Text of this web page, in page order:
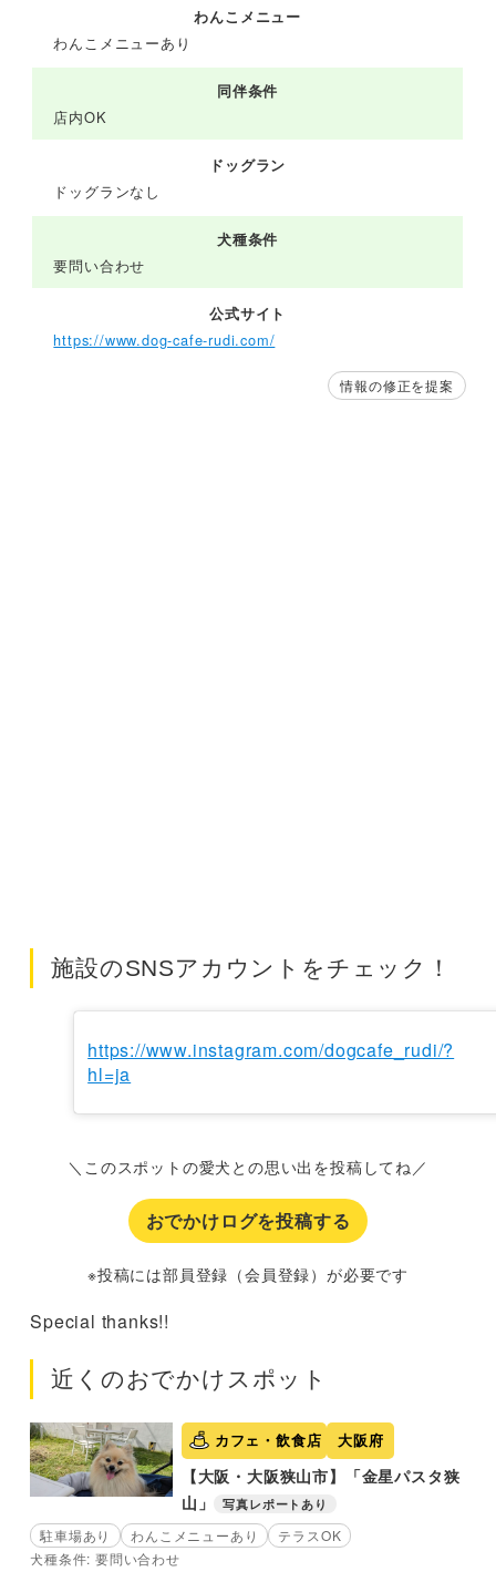
わんこメニュー
わんこメニューあり
同伴条件
店内OK
ドッグラン
ドッグランなし
犬種条件
要問い合わせ
公式サイト
https://www.dog-cafe-rudi.com/
情報の修正を提案
施設のSNSアカウントをチェック！
https://www.instagram.com/dogcafe_rudi/?
hl=ja
＼このスポットの愛犬との思い出を投稿してね／
おでかけログを投稿する
※投稿には部員登録（会員登録）が必要です
Special thanks!!
近くのおでかけスポット
カフェ・飲食店 大阪府
【大阪・大阪狭山市】「金星パスタ狭
山」
写真レポートあり
駐車場あり わんこメニューあり
テラスOK
犬種条件: 要問い合わせ